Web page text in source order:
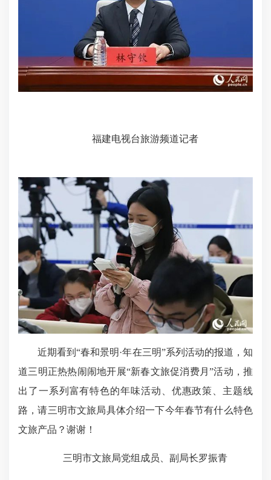
福建电视台旅游频道记者
近期看到“春和景明·年在三明”系列活动的报道，知
道三明正热热闹闹地开展“新春文旅促消费月”活动，推
出了一系列富有特色的年味活动、优惠政策、主题线
路，请三明市文旅局具体介绍一下今年春节有什么特色
文旅产品？谢谢！
三明市文旅局党组成员、副局长罗振青